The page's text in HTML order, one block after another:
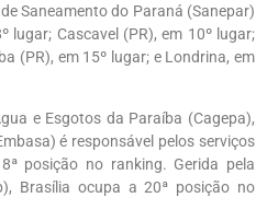
Saneamento do Paraná (Sanepar)
lugar; Cascavel (PR), em 10º lugar;
(PR), em 15º lugar; e Londrina, em
e Esgotos da Paraíba (Cagepa),
é responsável pelos serviços
posição no ranking. Gerida pela
Brasília ocupa a 20ª posição no